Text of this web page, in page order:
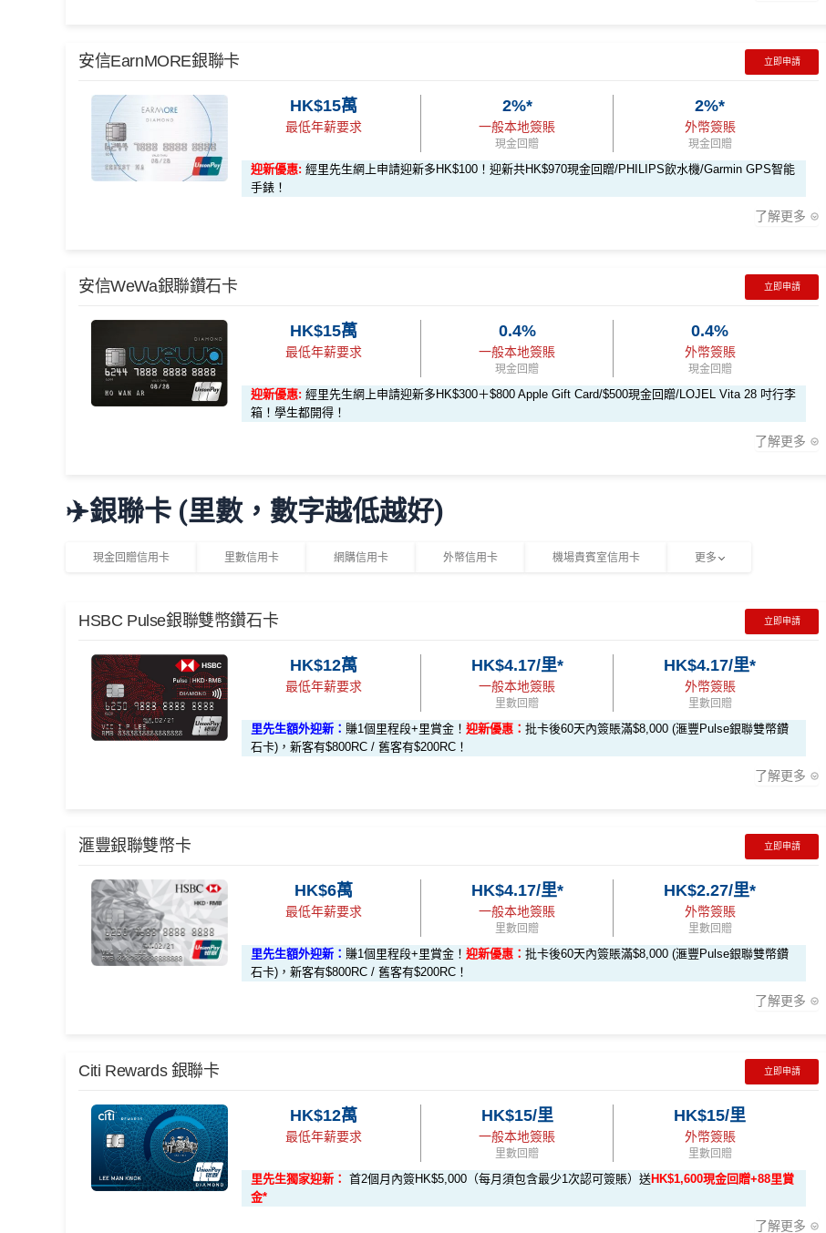
🎁迎新禮遇
HSBC銀聯雙幣Pulse鑽石卡迎新
滙豐 Pulse銀聯卡申請網址 MrMiles.hk/hsbc-unionpay-apply
申請完填Form
滙豐Pulse銀聯雙幣鑽石卡基本迎新* $800「獎賞錢」 $200 「獎賞錢」
「現金套現」 分期計劃優惠 （≥HK$20,000，1
曾取消任何滙豐個人信用卡基本卡。 迎新條款： 滙豐迎新條款
滙豐銀聯雙幣卡申請網址：MrMiles.hk/hsbc-unionpay-classic-apply
里先生加碼：申請完填Form MrMiles.hk/hsbc-unionpay-classic-form賺1個里程段+
❗️（由里先生派出🎯38新會
員額外里賞金#）
#每1里賞金 ≈ HK$1，可兌換FPS轉數快回贈！詳情MrMiles.hk/mmcredit
「現金套現」 分期計劃優惠 （≥HK$20,000，12個月
或以上還款期）
$200「獎賞錢」 不適用
合共高達
$800「獎賞錢」（相等於
8,000里）
$200「獎賞錢」（相等於
2,000里）
✅優點
內地同澳門簽賬交易費用全免(Pulse銀聯雙幣鑽石卡尊享)
用港幣同人民幣結賬，唔需要擔心匯率波動
食中最紅自主5X類別做到低至$4.17/里
全年簽賬高達2.4%「獎賞錢」回贈
安信EarnMORE銀聯卡 立即申請
HK$15萬
最低年薪要求
2%*
一般本地簽賬
現金回贈
2%*
外幣簽賬
現金回贈
迎新優惠: 經里先生網上申請迎新多HK$100！迎新共HK$970現金回贈/PHILIPS飲水機/Garmin GPS智能
手錶！
了解更多
🎁迎新禮遇
優惠期：即日起至2026年6月30日
經網上申請先賺HK$100現金回贈
完成簽賬要求再賺以下其中一項迎新：
PHILIPS RO 純淨飲水機 (ADD6901)
Garmin Forerunner 165 GPS智能手錶
發卡後頭90日內簽滿HK$2,000 HK$200 現金回贈 (只適用於全日制大學/大專學生)
有關迎新優惠換領短訊通知將於客戶之新卡已入賬金額達到指定合資格零售購物交易要求後2個月內發出。有關換領
安信EarnMore 2026新條款
安信啱啱出咗2026年新條款，有以下幾大重點：
2026年加碼2%上限變做每半年咁計，每半年上限為HK$8萬。相對2025年嘅全年上限HK$15萬總數係多咗，但係就
無得一筆過咁打爆個大額cap。
返個和。但係用實測用
信用卡繳費/信用
卡交稅優惠
安信EarnMore銀聯卡嘅外幣交易繼續會收
EarnMORE加碼2%現金回贈條款：
✅優點
安信WeWa銀聯鑽石卡 立即申請
HK$15萬
最低年薪要求
0.4%
一般本地簽賬
現金回贈
0.4%
外幣簽賬
現金回贈
迎新優惠: 經里先生網上申請迎新多HK$300＋$800 Apple Gift Card/$500現金回贈/LOJEL Vita 28 吋行李
箱！學生都開得！
了解更多
🎁迎新禮遇
優惠期：即日起至2026年6月30日
完成簽賬要求可獲享以下其中一款迎新優惠：
發卡後首 90 天內簽賬滿 HK$8,800，送
HK$800 Apple Store 禮品卡
發卡後首 90 天內簽賬滿 HK$8,500，送
HK$500 現金回贈
學生卡 發卡後首 90 天內簽賬滿 HK$2,000，送HK$200 現金回贈
八達通自動增值都計迎新合資格簽賬！啫係玩八達通銀包(舊名: O!ePay)都食到！
容易批卡，零入息要求，
學生都申請得！
寫到明首兩年免年費，全日制大學/大專學生申請首5年可豁免
4揀1指定類別有4％回贈
迎新選擇多，總有一樣啱你心水
無得換里數
查看更多信用卡詳情及分析...
✈️銀聯卡 (里數，數字越低越好)
現金回贈信用卡 里數信用卡 網購信用卡 外幣信用卡 機場貴賓室信用卡 更多
HSBC Pulse銀聯雙幣鑽石卡 立即申請
HK$12萬
最低年薪要求
HK$4.17/里*
一般本地簽賬
里數回贈
HK$4.17/里*
外幣簽賬
里數回贈
里先生額外迎新： 賺1個里程段+里賞金！ 迎新優惠： 批卡後60天內簽賬滿$8,000 (滙豐Pulse銀聯雙幣鑽
石卡)，新客有$800RC / 舊客有$200RC！
了解更多
🎁迎新禮遇
HSBC銀聯雙幣Pulse鑽石卡迎新
滙豐 Pulse銀聯卡申請網址 MrMiles.hk/hsbc-unionpay-apply
申請完填Form MrMiles.hk/hsbc-unionpay-pulse-form
滙豐Pulse銀聯雙幣鑽石卡基本迎新* $800「獎賞錢」 $200 「獎賞錢」
「現金套現」 分期計劃優惠 （≥HK$20,000，1
滙豐銀聯雙幣卡 立即申請
HK$6萬
最低年薪要求
HK$4.17/里*
一般本地簽賬
里數回贈
HK$2.27/里*
外幣簽賬
里數回贈
里先生額外迎新： 賺1個里程段+里賞金！ 迎新優惠： 批卡後60天內簽賬滿$8,000 (滙豐Pulse銀聯雙幣鑽
石卡)，新客有$800RC / 舊客有$200RC！
了解更多
🎁迎新禮遇
HSBC銀聯雙幣Pulse鑽石卡迎新
滙豐 Pulse銀聯卡申請網址 MrMiles.hk/hsbc-unionpay-apply
申請完填Form
Citi Rewards 銀聯卡 立即申請
HK$12萬
最低年薪要求
HK$15/里
一般本地簽賬
里數回贈
HK$15/里
外幣簽賬
里數回贈
里先生獨家迎新： 首2個月內簽HK$5,000（每月須包含最少1次認可簽賬）送HK$1,600現金回贈+88里賞
金*
了解更多